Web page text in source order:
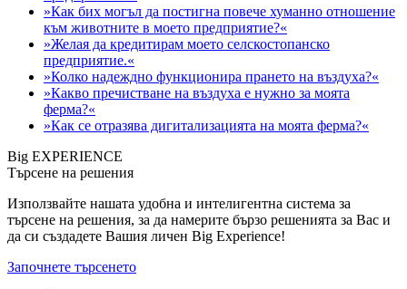
»Как бих могъл да постигна повече хуманно отношение
към животните в моето предприятие?«
»Желая да кредитирам моето селскостопанско
предприятие.«
»Колко надеждно функционира прането на въздуха?«
»Какво пречистване на въздуха е нужно за моята
ферма?«
»Как се отразява дигитализацията на моята ферма?«
Big EXPERIENCE
Търсене на решения
Използвайте нашата удобна и интелигентна система за
търсене на решения, за да намерите бързо решенията за Вас и
да си създадете Вашия личен Big Experience!
Започнете търсенето